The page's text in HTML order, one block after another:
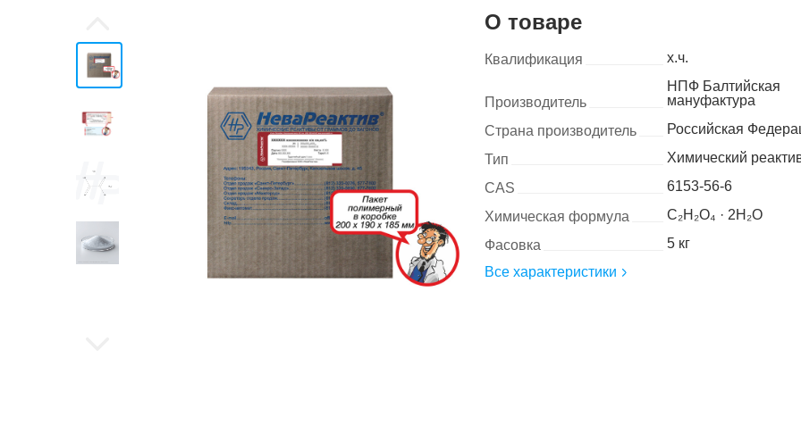
О товаре
Квалификация х.ч.
Производитель
НПФ Балтийская
мануфактура
Страна производитель
Российская
Тип
Химический
CAS
6153-56-6
Химическая формула
C₂H₂O₄ · 2H₂O
Фасовка
5 кг
Все характеристики